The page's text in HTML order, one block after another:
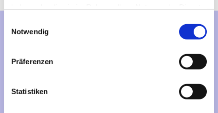
Notwendig
Präferenzen
Statistiken
Mehr über...
Vertrag widerrufen